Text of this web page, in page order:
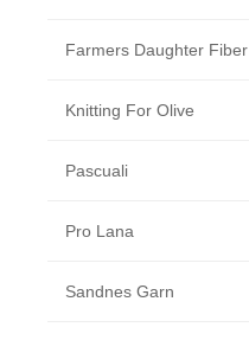
Farmers Daughter Fiber
Knitting For Olive
Pascuali
Pro Lana
Sandnes Garn